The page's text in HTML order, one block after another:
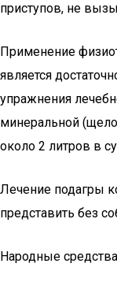
приступов, не
Применение
является
упражнения
минеральной
около 2 литров в
Лечение подагры
представить без
Народные